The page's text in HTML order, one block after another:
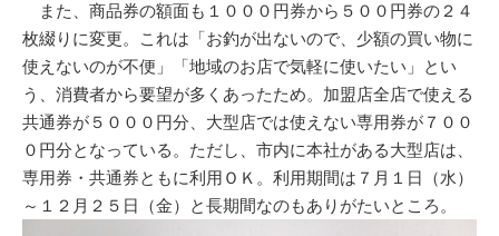
また、商品券の額面も１０００円券から５００円券の２４
枚綴りに変更。これは「お釣が出ないので、少額の買い物に
使えないのが不便」「地域のお店で気軽に使いたい」とい
う、消費者から要望が多くあったため。加盟店全店で使える
共通券が５０００円分、大型店では使えない専用券が７００
０円分となっている。ただし、市内に本社がある大型店は、
専用券・共通券ともに利用ＯＫ。利用期間は７月１日（水）
～１２月２５日（金）と長期間なのもありがたいところ。